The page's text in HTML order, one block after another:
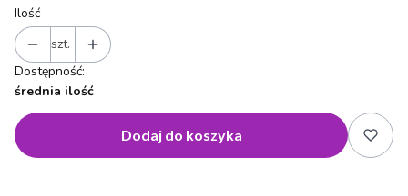
Ilość
szt.
Dostępność:
średnia ilość
Dodaj do koszyka